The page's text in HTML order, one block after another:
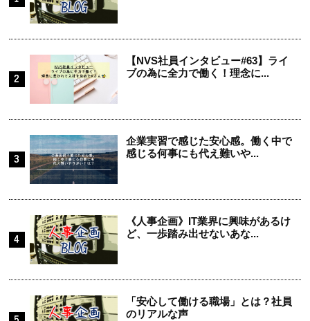
【NVS社員インタビュー#63】ライ
ブの為に全力で働く！理念に...
企業実習で感じた安心感。働く中で
感じる何事にも代え難いや...
《人事企画》IT業界に興味があるけ
ど、一歩踏み出せないあな...
「安心して働ける職場」とは？社員
のリアルな声